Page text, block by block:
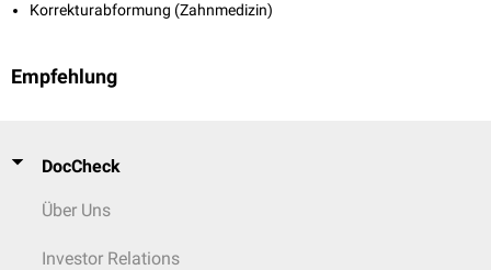
Korrekturabformung (Zahnmedizin)
Empfehlung
DocCheck
Über Uns
Investor Relations